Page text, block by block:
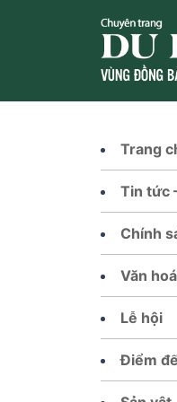
Trang
Tin tức
Chính
Văn
Lễ hội
Điểm